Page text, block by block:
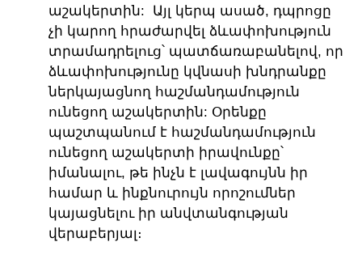
աշակերտին: Այլ կերպ ասած, դպրոցը
չի կարող հրաժարվել ձևափոխություն
տրամադրելուց՝ պատճառաբանելով, որ
ձևափոխությունը կվնասի խնդրանքը
ներկայացնող հաշմանդամություն
ունեցող աշակերտին: Օրենքը
պաշտպանում է հաշմանդամություն
ունեցող աշակերտի իրավունքը՝
իմանալու, թե ինչն է լավագույնն իր
համար և ինքնուրույն որոշումներ
կայացնելու իր անվտանգության
վերաբերյալ։